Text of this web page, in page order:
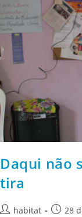
Daqui não
tira
habitat 28